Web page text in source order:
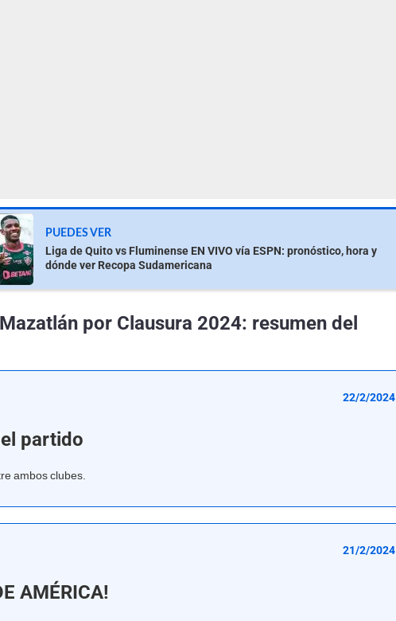
PUEDES VER
Liga de Quito vs Fluminense EN VIVO vía ESPN: pronóstico, hora y
dónde ver Recopa Sudamericana
por Clausura 2024: resumen del
22/2/2024
partido
ambos clubes.
21/2/2024
AMÉRICA!